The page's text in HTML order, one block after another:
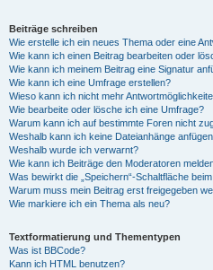
Beiträge schreiben
Wie erstelle ich ein neues Thema oder eine
Wie kann ich einen Beitrag bearbeiten oder
Wie kann ich meinem Beitrag eine Signatur
Wie kann ich eine Umfrage erstellen?
Wieso kann ich nicht mehr
Wie bearbeite oder lösche ich eine Umfrage?
Warum kann ich auf bestimmte Foren nicht
Weshalb kann ich keine Dateianhänge
Weshalb wurde ich verwarnt?
Wie kann ich Beiträge den Moderatoren
Was bewirkt die „Speichern“-Schaltfläche
Warum muss mein Beitrag erst freigegeben
Wie markiere ich ein Thema als neu?
Textformatierung und Thementypen
Was ist BBCode?
Kann ich HTML benutzen?